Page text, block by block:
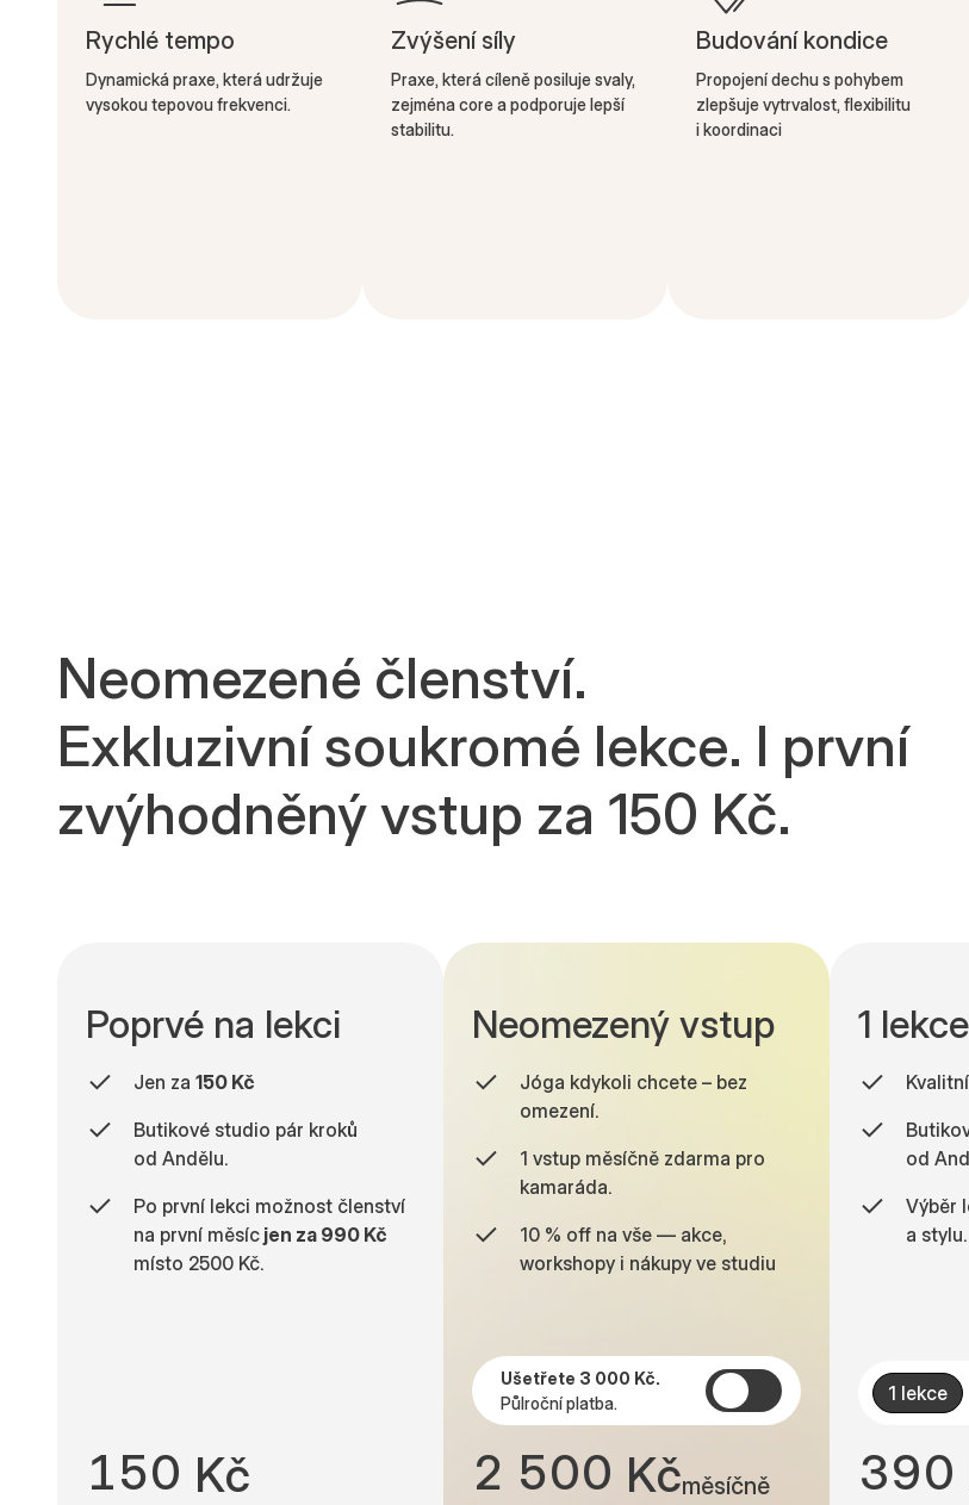
Rychlé tempo
Dynamická praxe, která udržuje
vysokou tepovou frekvenci.
Zvýšení síly
Praxe, která cíleně posiluje svaly,
zejména core a podporuje lepší
stabilitu.
Budování kondice
Propojení dechu s pohybem
zlepšuje vytrvalost, flexibilitu
i koordinaci
Neomezené členství.
Exkluzivní soukromé lekce. I první
zvýhodněný vstup za 150 Kč.
Poprvé na lekci
Jen za 150 Kč
Butikové studio pár kroků
od Andělu.
Po první lekci možnost členství
na první měsíc jen za 990 Kč
místo 2500 Kč.
6
1
0
1
5
5
6
0 Kč
Neomezený vstup
Jóga kdykoli chcete – bez
omezení.
1 vstup měsíčně zdarma pro
kamaráda.
10 % off na vše — akce,
workshopy i nákupy ve studiu
Ušetřete 3 000 Kč.
Půlroční platba.
7
0
1
2
0
1
3
4
5
5
6
8
9
0
5
6
8
9
0 Kčměsíčně
1 lekce
od
Výběr
a stylu.
1 lekce
8
1
2
3
4
7
8
9
5
8
9
0